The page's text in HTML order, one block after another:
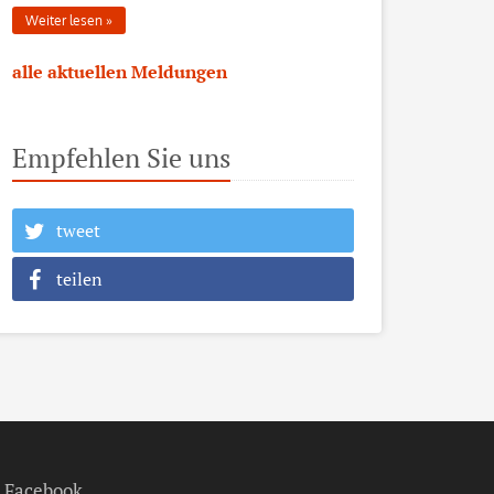
Weiter lesen
alle aktuellen Meldungen
Empfehlen Sie uns
tweet
teilen